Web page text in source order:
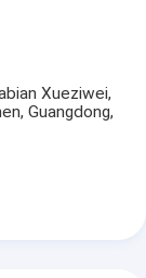
Xueziwei,
Guangdong,